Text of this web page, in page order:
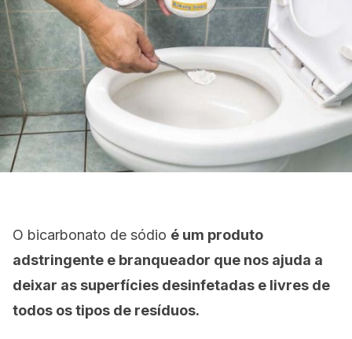
O bicarbonato de sódio é um produto
adstringente e branqueador que nos ajuda a
deixar as superfícies desinfetadas e livres de
todos os tipos de resíduos.